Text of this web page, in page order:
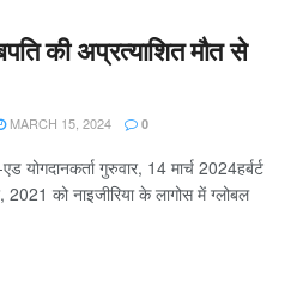
की अप्रत्याशित मौत से
MARCH 15, 2024 0
योगदानकर्ता गुरुवार, 14 मार्च 2024हर्बर्ट
2021 को नाइजीरिया के लागोस में ग्लोबल